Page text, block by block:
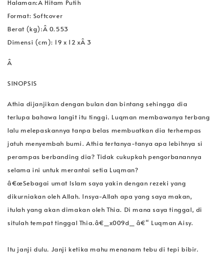
Halaman:Â Hitam Putih
Format: Softcover
Berat (kg):Â 0.553
Dimensi (cm): 19 x 12 xÂ 3
Â
SINOPSIS
Athia dijanjikan dengan bulan dan bintang sehingga dia
terlupa bahawa langit itu tinggi. Luqman membawanya terbang
lalu melepaskannya tanpa belas membuatkan dia terhempas
jatuh menyembah bumi. Athia tertanya-tanya apa lebihnya si
perampas berbanding dia? Tidak cukupkah pengorbanannya
selama ini untuk merantai setia Luqman?
â€œSebagai umat Islam saya yakin dengan rezeki yang
dikurniakan oleh Allah. Insya-Allah apa yang saya makan,
itulah yang akan dimakan oleh Thia. Di mana saya tinggal, di
situlah tempat tinggal Thia.â€_x009d_ â€“ Luqman Aisy.
Itu janji dulu. Janji ketika mahu menanam tebu di tepi bibir.